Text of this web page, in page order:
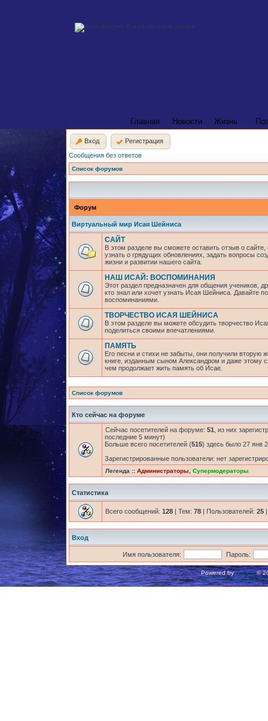
Главная Новости Жизнь
Вход
Регистрация
Сообщения без ответов
Список форумов
Форум
Виртуальный мир Исая Шейниса
САЙТ
В этом разделе вы сможете оставить отзыв о
узнать о грядущих обновлениях, задать вопросы
жизни и развитии нашего сайта.
НАШ ИСАЙ: ВОСПОМИНАНИЯ
Этот раздел предназначен для общения учеников,
кто знал или хочет узнать Исая Шейниса. Давайте
воспоминаниями.
ТВОРЧЕСТВО ИСАЯ ШЕЙНИСА
В этом разделе вы можете обсудить творчество
поделиться своими впечатлениями.
ПАМЯТЬ
Его песни и стихи не забыты, они получили вторую
книге, изданным сыном Александром и даже этому
чем продолжает жить память об Исае.
Список форумов
Кто сейчас на форуме
Сейчас посетителей на форуме: 51 , из них
последние 5 минут)
Больше всего посетителей (515) здесь было 27 янв
Зарегистрированные пользователи: нет
Легенда :: Администраторы Супермодераторы
Статистика
Всего сообщений: 128 | Тем: 78 | Пользователей: 25
Вход
Имя пользователя: Пароль:
Powered byphpBB©
Русская поддержка